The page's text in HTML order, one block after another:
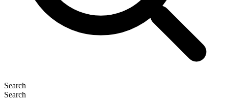
Search
Search